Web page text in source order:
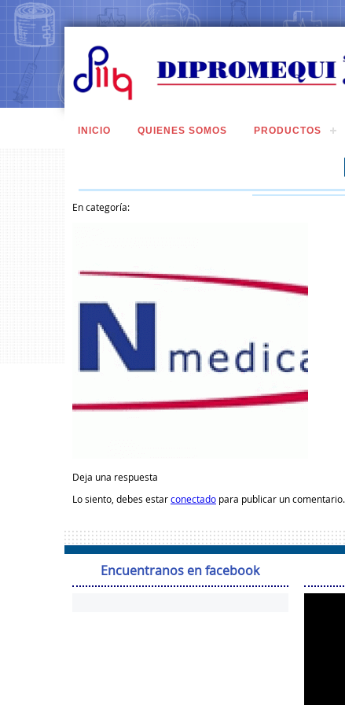
INICIO QUIENES SOMOS PRODUCTOS
En categoría:
Deja una respuesta
Lo siento, debes estarconectado para publicar un comentario.
Encuentranos en facebook